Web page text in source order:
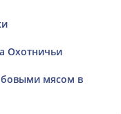
Охотничьи
мясом в